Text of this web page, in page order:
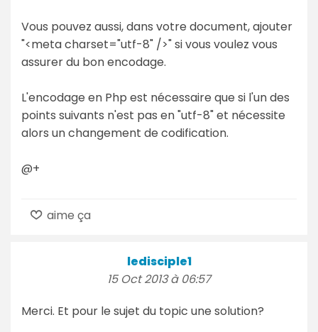
Vous pouvez aussi, dans votre document, ajouter
"<meta charset="utf-8" />" si vous voulez vous
assurer du bon encodage.
L'encodage en Php est nécessaire que si l'un des
points suivants n'est pas en "utf-8" et nécessite
alors un changement de codification.
@+
aime ça
ledisciple1
15 Oct 2013 à 06:57
Merci. Et pour le sujet du topic une solution?